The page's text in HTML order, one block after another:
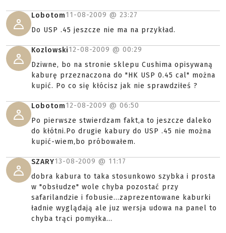
Lobotom11-08-2009 @ 23:27
Do USP .45 jeszcze nie ma na przykład.
Kozlowski12-08-2009 @ 00:29
Dziwne, bo na stronie sklepu Cushima opisywaną
kaburę przeznaczona do "HK USP 0.45 cal" można
kupić. Po co się kłócisz jak nie sprawdziłeś ?
Lobotom12-08-2009 @ 06:50
Po pierwsze stwierdzam fakt,a to jeszcze daleko
do kłótni.Po drugie kabury do USP .45 nie można
kupić-wiem,bo próbowałem.
SZARY13-08-2009 @ 11:17
dobra kabura to taka stosunkowo szybka i prosta
w "obsłudze" wole chyba pozostać przy
safarilandzie i fobusie...zaprezentowane kaburki
ładnie wyglądają ale juz wersja udowa na panel to
chyba trąci pomyłka...